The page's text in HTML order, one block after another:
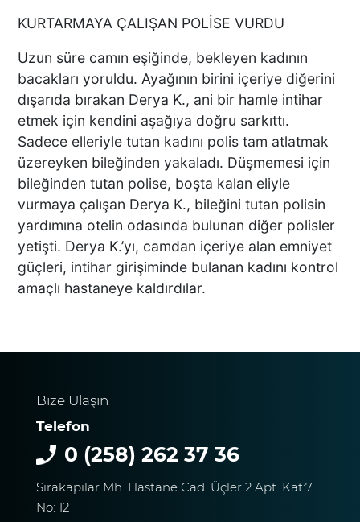
SÜRAT ÜYE VE ESNAF
ZİYARETLERİNE DEVAM
EDİYOR
Macron’lu Tanıtım Filmi
Sosyal Medyayı Salladı
DENİZLİ’DE YAĞMUR
TRAFİĞİ BU HALE GETİRDİ
UMUDU ALTUNTAŞ
KURTARMAYA ÇALIŞAN POLİSE VURDU
Uzun süre camın eşiğinde, bekleyen kadının
bacakları yoruldu. Ayağının birini içeriye diğerini
dışarıda bırakan Derya K., ani bir hamle intihar
etmek için kendini aşağıya doğru sarkıttı.
Sadece elleriyle tutan kadını polis tam atlatmak
üzereyken bileğinden yakaladı. Düşmemesi için
bileğinden tutan polise, boşta kalan eliyle
vurmaya çalışan Derya K., bileğini tutan polisin
yardımına otelin odasında bulunan diğer polisler
yetişti. Derya K.’yı, camdan içeriye alan emniyet
güçleri, intihar girişiminde bulanan kadını kontrol
amaçlı hastaneye kaldırdılar.
Bize Ulaşın
Telefon
0 (258) 262 37 36
Sırakapılar Mh. Hastane Cad. Üçler 2 Apt. Kat:7
No: 12